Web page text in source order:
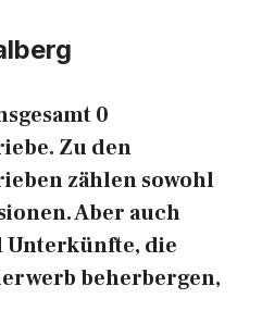
0
Zu den
zählen sowohl
Aber auch
Unterkünfte, die
beherbergen,